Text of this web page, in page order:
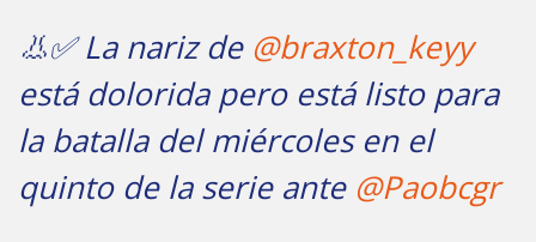
👃✅ La nariz de @braxton_keyy
está dolorida pero está listo para
la batalla del miércoles en el
quinto de la serie ante @Paobcgr